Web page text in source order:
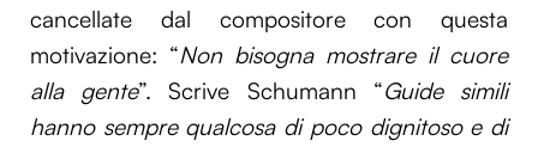
cancellate dal compositore con questa
motivazione: “Non bisogna mostrare il cuore
alla gente”. Scrive Schumann “Guide simili
hanno sempre qualcosa di poco dignitoso e di